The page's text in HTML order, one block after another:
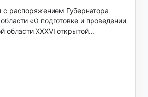
с распоряжением Губернатора
«О подготовке и проведении
области XXXVI открытой...